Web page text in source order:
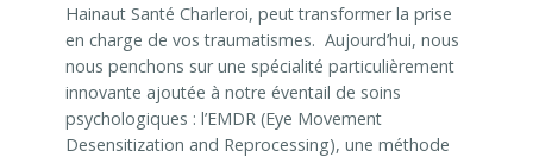
Hainaut Santé Charleroi, peut transformer la prise
en charge de vos traumatismes. Aujourd’hui, nous
nous penchons sur une spécialité particulièrement
innovante ajoutée à notre éventail de soins
psychologiques : l’EMDR (Eye Movement
Desensitization and Reprocessing), une méthode